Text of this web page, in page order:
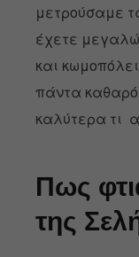
μετρούσαμε
έχετε
και
πάντα
καλύτερα τι
Πως
της